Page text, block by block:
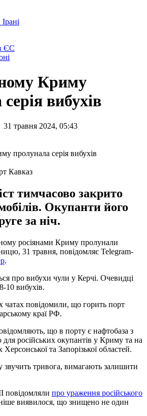
ЄС
Криму
вибухів
31 травня 2024, 05:43
Кавказ
тимчасово закрито
Окупанти його
за ніч.
росіянами Криму пролунали
31 травня, повідомляє Telegram-
.
про вибухи чули у Керчі. Очевидці
10 вибухів.
чатах повідомили, що горить порт
краї РФ.
що в порту є нафтобаза з
для російських окупантів у Криму та на
та Запорізької областей.
звучить тривога, вимагають залишити
повідомляли про ураження російського
виявилося, що знищено не один